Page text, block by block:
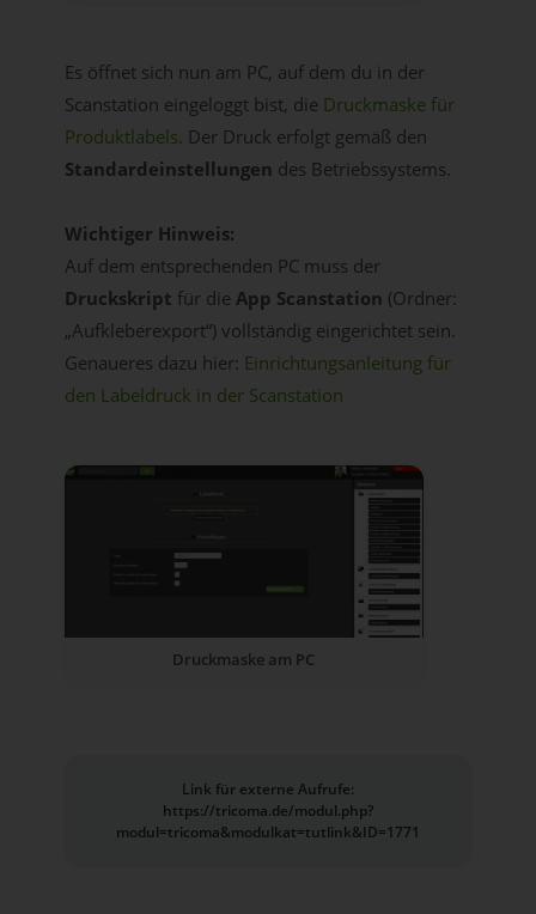
Es öffnet sich nun am PC, auf dem du in der
Scanstation eingeloggt bist, die Druckmaske für
Produktlabels. Der Druck erfolgt gemäß den
Standardeinstellungen des Betriebssystems.
Wichtiger Hinweis:
Auf dem entsprechenden PC muss der
Druckskript für die App Scanstation (Ordner:
„Aufkleberexport“) vollständig eingerichtet sein.
Genaueres dazu hier: Einrichtungsanleitung für
den Labeldruck in der Scanstation
Druckmaske am PC
Link für externe Aufrufe:
https://tricoma.de/modul.php?
modul=tricoma&modulkat=tutlink&ID=1771